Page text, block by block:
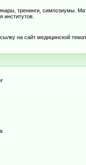
тренинги, симпозиумы.
на сайт медицинской